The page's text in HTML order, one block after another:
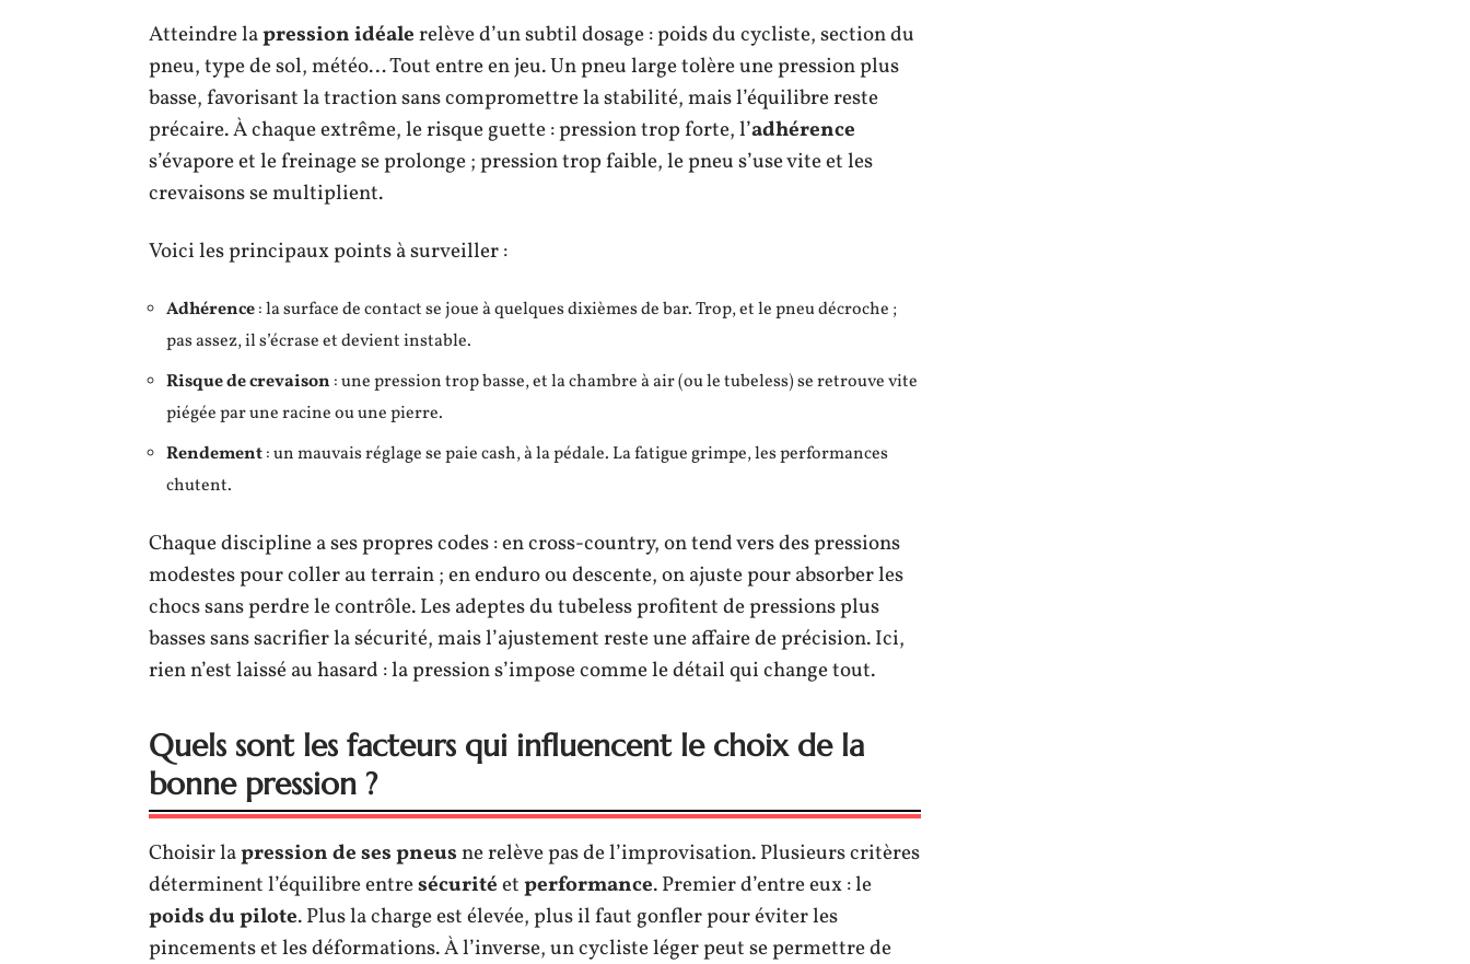
Atteindre lapression idéalerelève d’un subtil dosage : poids du cycliste, section du
pneu, type de sol, météo… Tout entre en jeu. Un pneu large tolère une pression plus
basse, favorisant la traction sans compromettre la stabilité, mais l’équilibre reste
précaire. À chaque extrême, le risque guette : pression trop forte, l’adhérence
s’évapore et le freinage se prolonge ; pression trop faible, le pneu s’use vite et les
crevaisons se multiplient.
Voici les principaux points à surveiller :
Adhérence: la surface de contact se joue à quelques dixièmes de bar. Trop, et le pneu décroche ;
pas assez, il s’écrase et devient instable.
Risque de crevaison : une pression trop basse, et la chambre à air (ou le tubeless) se retrouve vite
piégée par une racine ou une pierre.
Rendement: un mauvais réglage se paie cash, à la pédale. La fatigue grimpe, les performances
chutent.
Chaque discipline a ses propres codes : en cross-country, on tend vers des pressions
modestes pour coller au terrain ; en enduro ou descente, on ajuste pour absorber les
chocs sans perdre le contrôle. Les adeptes du tubeless profitent de pressions plus
basses sans sacrifier la sécurité, mais l’ajustement reste une affaire de précision. Ici,
rien n’est laissé au hasard : la pression s’impose comme le détail qui change tout.
Quels sont les facteurs qui influencent le choix de la
bonne pression ?
Choisir lapression de ses pneusne relève pas de l’improvisation. Plusieurs critères
déterminent l’équilibre entresécuritéetperformance. Premier d’entre eux : le
poids du pilote. Plus la charge est élevée, plus il faut gonfler pour éviter les
pincements et les déformations. À l’inverse, un cycliste léger peut se permettre de